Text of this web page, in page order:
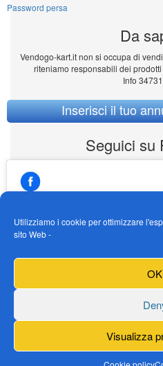
Utilizziamo i cookie per ottimizzare
sito Web -
OK
Visualizza
Password persa
Da
Vendogo-kart.it non si occupa di
riteniamo responsabili dei
Info
Inserisci il tuo
Seguici su
https://Fai clic per accettare
abilitare